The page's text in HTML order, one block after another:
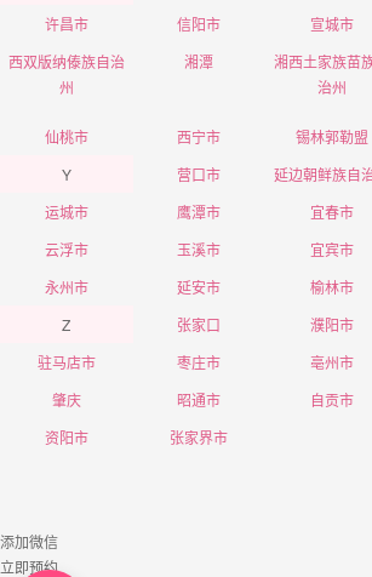
许昌市
信阳市 宣城市
西双版纳傣族自治
州
湘潭
湘西土家族苗
治州
仙桃市
西宁市
锡林郭勒盟
Y
营口市 延边朝鲜族自
运城市
鹰潭市 宜春市
云浮市
玉溪市 宜宾市
永州市
延安市 榆林市
Z
张家口 濮阳市
驻马店市
枣庄市 亳州市
肇庆
昭通市 自贡市
资阳市
张家界市
添加微信
立即预约